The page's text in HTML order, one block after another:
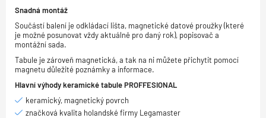
Snadná montáž
Součástí balení je odkládací lišta, magnetické datové proužky (které
je možné posunovat vždy aktuálně pro daný rok), popisovač a
montážní sada.
Tabule je zároveň magnetická, a tak na ni můžete přichytit pomocí
magnetu důležité poznámky a informace.
Hlavní výhody keramické tabule PROFFESIONAL
keramický, magnetický povrch
značková kvalita holandské firmy Legamaster